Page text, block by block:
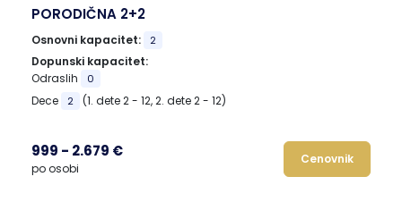
PORODIČNA 2+2
Osnovni kapacitet: 2
Dopunski kapacitet:
Odraslih
0
Dece 2 (1. dete 2 - 12, 2. dete 2 - 12)
999 - 2.679 €
po osobi
Cenovnik